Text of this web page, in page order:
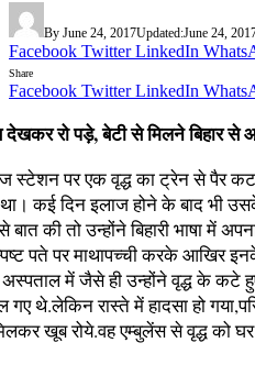
By June 24, 2017Updated:June 24,
Facebook Twitter LinkedIn
Share
Facebook Twitter LinkedIn
देखकर रो पड़े, बेटी से मिलने बिहार
स्टेशन पर एक वृद्ध का ट्रेन से पैर
था। कई दिन इलाज होने के बाद भी
बात की तो उन्होंने बिहारी भाषा में
पते पर माथापच्ची करके आखिर
में जैसे ही उन्होंने वृद्ध के कटे
थे.लेकिन रास्ते में हादसा हो
खूब रोये.वह एम्बुलेंस से वृद्ध को